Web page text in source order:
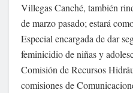
Villegas Canché, también
de marzo pasado; estará
Especial encargada de dar
feminicidio de niñas y
Comisión de Recursos
comisiones de